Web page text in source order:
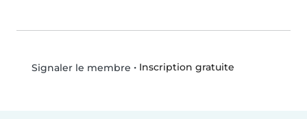
Signaler le membre • Inscription gratuite